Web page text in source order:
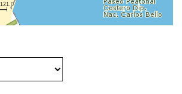
121.0